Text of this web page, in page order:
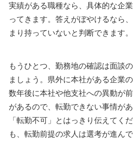
実績がある職種なら、具体的な企
ってきます。答えがぼやけるなら
まり持っていないと判断できます。
もうひとつ、勤務地の確認は面談
ましょう。県外に本社がある企業
数年後に本社や他支社への異動が
があるので、転勤できない事情が
「転勤不可」とはっきり伝えてく
も、転勤前提の求人は選考が進ん